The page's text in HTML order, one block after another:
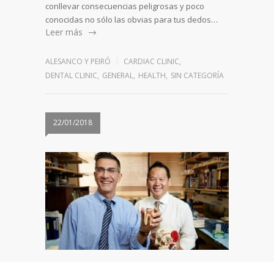
conllevar consecuencias peligrosas y poco
conocidas no sólo las obvias para tus dedos…
Leer más
ALESANCO Y PEIRÓ CARDIAC CLINIC,
DENTAL CLINIC, GENERAL, HEALTH, SIN CATEGORÍA
22/01/2018